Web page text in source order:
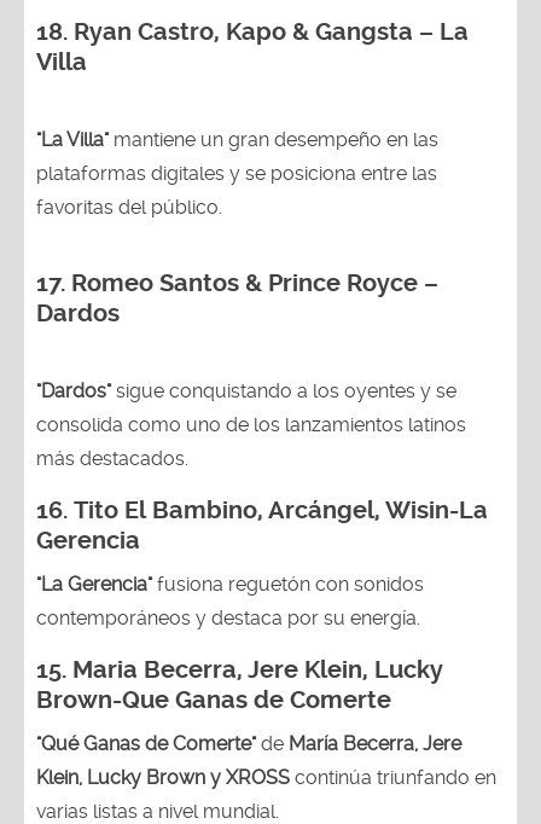
18. Ryan Castro, Kapo & Gangsta – La
Villa
"La Villa"mantiene un gran desempeño en las
plataformas digitales y se posiciona entre las
favoritas del público.
17. Romeo Santos & Prince Royce –
Dardos
"Dardos"sigue conquistando a los oyentes y se
consolida como uno de los lanzamientos latinos
más destacados.
16. Tito El Bambino, Arcángel, Wisin-La
Gerencia
"La Gerencia"fusiona reguetón con sonidos
contemporáneos y destaca por su energía.
15. Maria Becerra, Jere Klein, Lucky
Brown-Que Ganas de Comerte
"Qué Ganas de Comerte"de María Becerra, Jere
Klein, Lucky Brown y XROSS continúa triunfando en
varias listas a nivel mundial.